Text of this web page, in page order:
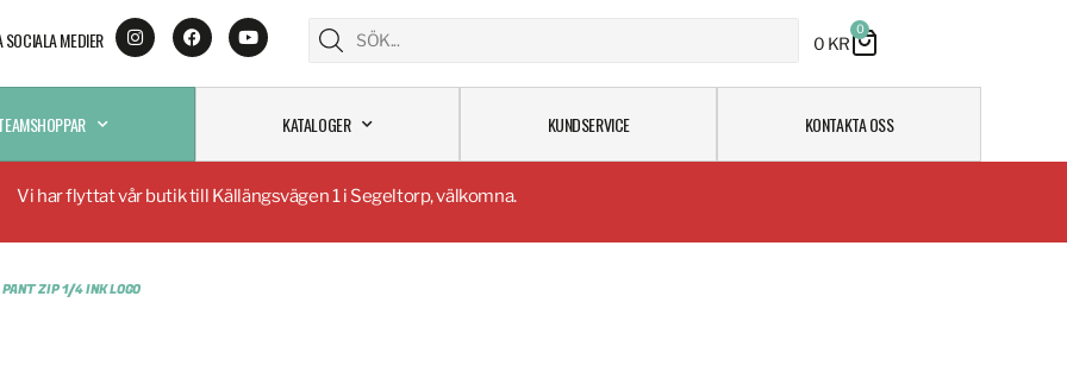
SOCIALA MEDIER 0 KR
0
KATALOGER KUNDSERVICE KONTAKTA OSS
Vi har flyttat vår butik till Källängsvägen 1 i Segeltorp, välkomna.
ZIP 1/4 INK LOGO